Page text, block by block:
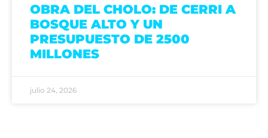
OBRA DEL CHOLO: DE CERRI A
BOSQUE ALTO Y UN
PRESUPUESTO DE 2500
MILLONES
julio 24, 2026